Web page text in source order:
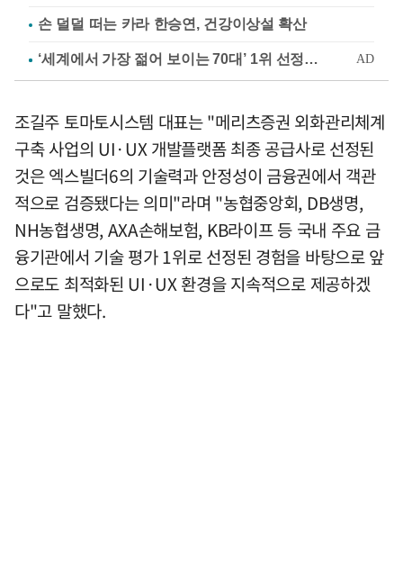
손 덜덜 떠는 카라 한승연, 건강이상설 확산
조길주 토마토시스템 대표는 "메리츠증권 외화관리체계
구축 사업의 UI·UX 개발플랫폼 최종 공급사로 선정된
것은 엑스빌더6의 기술력과 안정성이 금융권에서 객관
적으로 검증됐다는 의미"라며 "농협중앙회, DB생명,
NH농협생명, AXA손해보험, KB라이프 등 국내 주요 금
융기관에서 기술 평가 1위로 선정된 경험을 바탕으로 앞
으로도 최적화된 UI·UX 환경을 지속적으로 제공하겠
다"고 말했다.